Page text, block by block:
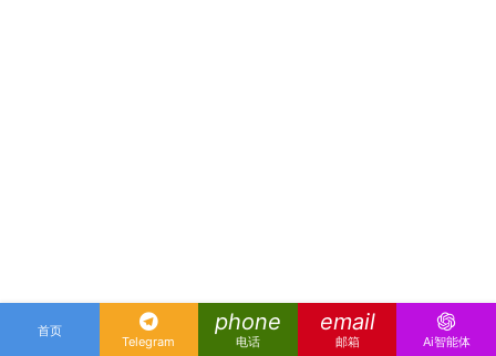
首页
Telegram
phone
电话
email
邮箱 Ai智能体